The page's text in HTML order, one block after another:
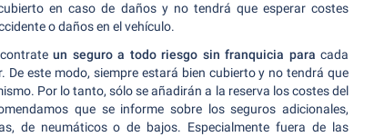
en caso de daños y no tendrá que esperar costes
o daños en el vehículo.
un seguro a todo riesgo sin franquicia para cada
De este modo, siempre estará bien cubierto y no tendrá que
Por lo tanto, sólo se añadirán a la reserva los costes del
que se informe sobre los seguros adicionales,
de neumáticos o de bajos. Especialmente fuera de las